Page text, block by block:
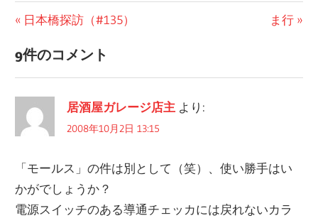
稿
ナ
ビ
ー
シ
前
投
稿:
日本橋探訪（#135）
次
稿:
ま行
9件のコメント
居酒屋ガレージ店主 より:
2008年10月2日 13:15
「モールス」の件は別として（笑）、使い勝手はい
かがでしょうか？
電源スイッチのある導通チェッカには戻れないカラ